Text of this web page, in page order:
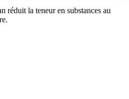
la teneur en substances au